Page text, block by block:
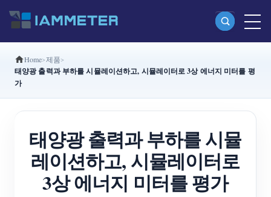
제품
분상 Wi-Fi 에너지 계량기 (WEM2067)
삼상 Wi-Fi 에너지 계량기 (WEM3080T)
삼상 Wi-Fi 에너지 계량기 (WEM3046T)
삼상 Wi-Fi 에너지 계량기 (WEM3050T)
Home 제품
태양광 출력과 부하를 시뮬레이션하고, 시뮬레이터로 3상 에너지 미터를 평
가
태양광 출력과 부하를 시뮬
레이션하고, 시뮬레이터로
3상 에너지 미터를 평가